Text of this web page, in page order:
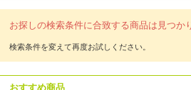
お探しの検索条件に合致する商品は見つか
おすすめ商品